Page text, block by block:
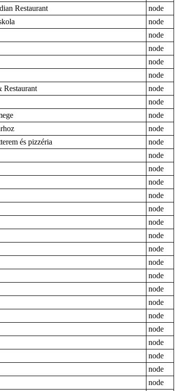
Restaurant
node
node
node
node
node
node
Restaurant
node
node
node
node
és pizzéria
node
node
node
node
node
node
node
node
node
node
node
node
node
node
node
node
node
node
node